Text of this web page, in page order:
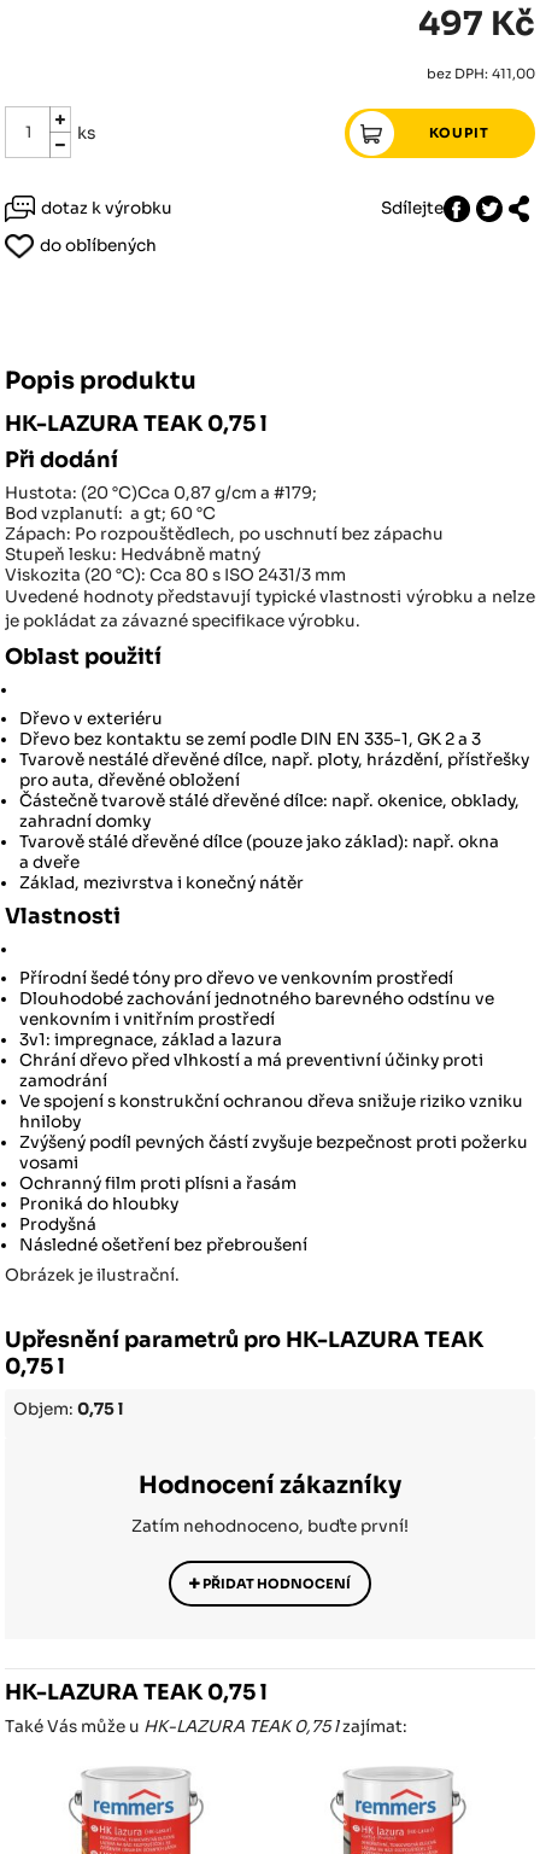
497 Kč
bez DPH: 411,00
ks
dotaz k výrobku
Sdílejte
do oblíbených
Popis produktu
HK-LAZURA TEAK 0,75 l
Při dodání
Hustota: (20 °C)Cca 0,87 g/cm a #179;
Bod vzplanutí: a gt; 60 °C
Zápach: Po rozpouštědlech, po uschnutí bez zápachu
Stupeň lesku: Hedvábně matný
Viskozita (20 °C):Cca 80 s ISO 2431/3 mm
Uvedené hodnoty představují typické vlastnosti výrobku a nelze
je pokládat za závazné specifikace výrobku.
Oblast použití
Dřevo v exteriéru
Dřevo bez kontaktu se zemí podle DIN EN 335-1, GK 2 a 3
Tvarově nestálé dřevěné dílce, např. ploty, hrázdění, přístřešky
pro auta, dřevěné obložení
Částečně tvarově stálé dřevěné dílce: např. okenice, obklady,
zahradní domky
Tvarově stálé dřevěné dílce (pouze jako základ): např. okna
a dveře
Základ, mezivrstva i konečný nátěr
Vlastnosti
Přírodní šedé tóny pro dřevo ve venkovním prostředí
Dlouhodobé zachování jednotného barevného odstínu ve
venkovním i vnitřním prostředí
3v1: impregnace, základ a lazura
Chrání dřevo před vlhkostí a má preventivní účinky proti
zamodrání
Ve spojení s konstrukční ochranou dřeva snižuje riziko vzniku
hniloby
Zvýšený podíl pevných částí zvyšuje bezpečnost proti požerku
vosami
Ochranný film proti plísni a řasám
Proniká do hloubky
Prodyšná
Následné ošetření bez přebroušení
Obrázek je ilustrační.
Upřesnění parametrů pro HK-LAZURA TEAK
0,75 l
Objem:0,75 l
Hodnocení zákazníky
Zatím nehodnoceno, buďte první!
PŘIDAT HODNOCENÍ
HK-LAZURA TEAK 0,75 l
Také Vás může u HK-LAZURA TEAK 0,75 lzajímat: